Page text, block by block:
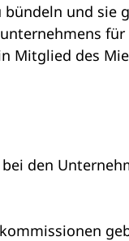
und sie
Mitglied des
den